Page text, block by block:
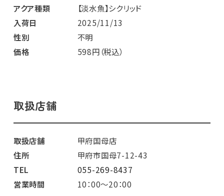
アクア種類
【淡水魚】シクリッド
入荷日
2025/11/13
性別
不明
価格
598円（税込）
取扱店舗
取扱店舗
甲府国母店
住所
甲府市国母7-12-43
TEL
055-269-8437
営業時間
10：00～20：00